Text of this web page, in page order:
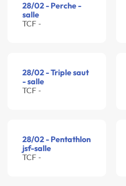
28/02 - Perche -
salle
TCF -
28/02 - Triple saut
- salle
TCF -
28/02 - Pentathlon
jsf-salle
TCF -